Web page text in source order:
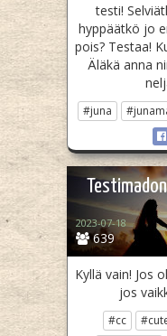
testi!
hyppäätkö jo
pois? Testaa!
Äläkä anna
#juna
639
2023-07-18
Kyllä vain! Jos
jos
#cc